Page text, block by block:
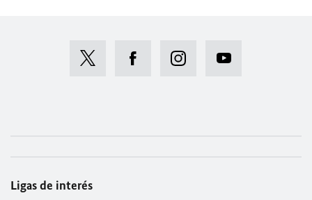
Ligas de interés